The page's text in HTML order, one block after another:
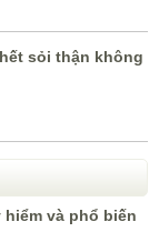
sỏi thận không
và phổ biến